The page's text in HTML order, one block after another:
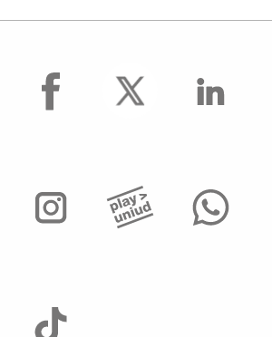
facebook